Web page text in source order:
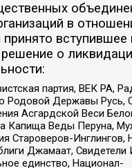
в
вступившее
о
партия, ВЕК РА,
Родовой Державы Русь,
Асгардской Веси
Капища Веды Перуна,
Староверов-Инглингов,
Джамаат, Свидетели
единство, Национал-